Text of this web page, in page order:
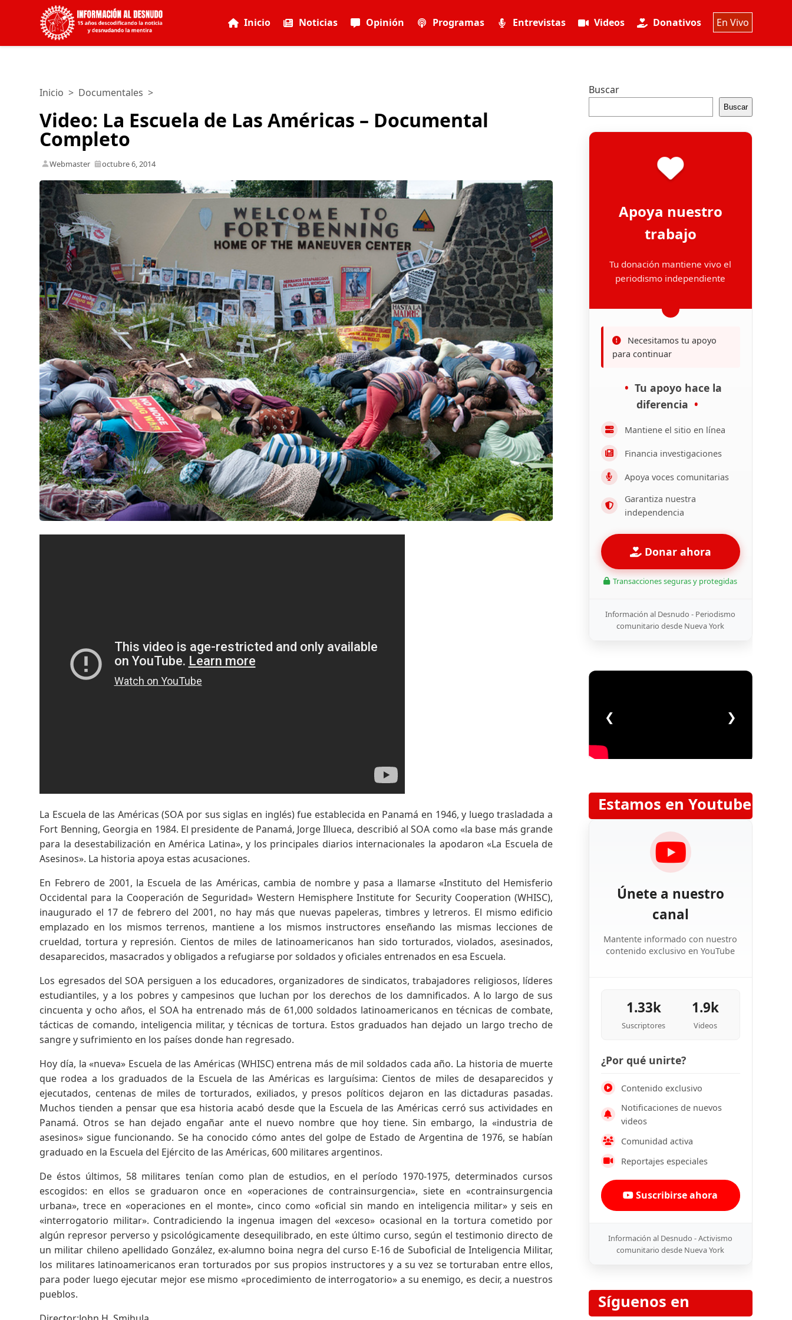
Inicio Noticias Opinión Programas Entrevistas Videos Donativos En Vivo
Inicio > Documentales >
Video: La Escuela de Las Américas – Documental
Completo
Webmaster octubre 6, 2014
La Escuela de las Américas (SOA por sus siglas en inglés) fue establecida en Panamá en 1946, y luego trasladada a
Fort Benning, Georgia en 1984. El presidente de Panamá, Jorge Illueca, describió al SOA como «la base más grande
para la desestabilización en América Latina», y los principales diarios internacionales la apodaron «La Escuela de
Asesinos». La historia apoya estas acusaciones.
En Febrero de 2001, la Escuela de las Américas, cambia de nombre y pasa a llamarse «Instituto del Hemisferio
Occidental para la Cooperación de Seguridad» Western Hemisphere Institute for Security Cooperation (WHISC),
inaugurado el 17 de febrero del 2001, no hay más que nuevas papeleras, timbres y letreros. El mismo edificio
emplazado en los mismos terrenos, mantiene a los mismos instructores enseñando las mismas lecciones de
crueldad, tortura y represión. Cientos de miles de latinoamericanos han sido torturados, violados, asesinados,
desaparecidos, masacrados y obligados a refugiarse por soldados y oficiales entrenados en esa Escuela.
Los egresados del SOA persiguen a los educadores, organizadores de sindicatos, trabajadores religiosos, líderes
estudiantiles, y a los pobres y campesinos que luchan por los derechos de los damnificados. A lo largo de sus
cincuenta y ocho años, el SOA ha entrenado más de 61,000 soldados latinoamericanos en técnicas de combate,
tácticas de comando, inteligencia militar, y técnicas de tortura. Estos graduados han dejado un largo trecho de
sangre y sufrimiento en los países donde han regresado.
Hoy día, la «nueva» Escuela de las Américas (WHISC) entrena más de mil soldados cada año. La historia de muerte
que rodea a los graduados de la Escuela de las Américas es larguísima: Cientos de miles de desaparecidos y
ejecutados, centenas de miles de torturados, exiliados, y presos políticos dejaron en las dictaduras pasadas.
Muchos tienden a pensar que esa historia acabó desde que la Escuela de las Américas cerró sus actividades en
Panamá. Otros se han dejado engañar ante el nuevo nombre que hoy tiene. Sin embargo, la «industria de
asesinos» sigue funcionando. Se ha conocido cómo antes del golpe de Estado de Argentina de 1976, se habían
graduado en la Escuela del Ejército de las Américas, 600 militares argentinos.
De éstos últimos, 58 militares tenían como plan de estudios, en el período 1970-1975, determinados cursos
escogidos: en ellos se graduaron once en «operaciones de contrainsurgencia», siete en «contrainsurgencia
urbana», trece en «operaciones en el monte», cinco como «oficial sin mando en inteligencia militar» y seis en
«interrogatorio militar». Contradiciendo la ingenua imagen del «exceso» ocasional en la tortura cometido por
algún represor perverso y psicológicamente desequilibrado, en este último curso, según el testimonio directo de
un militar chileno apellidado González, ex-alumno boina negra del curso E-16 de Suboficial de Inteligencia Militar,
los militares latinoamericanos eran torturados por sus propios instructores y a su vez se torturaban entre ellos,
para poder luego ejecutar mejor ese mismo «procedimiento de interrogatorio» a su enemigo, es decir, a nuestros
pueblos.
Buscar
Buscar
Apoya nuestro
trabajo
Tu donación mantiene vivo el
periodismo independiente
Necesitamos tu apoyo
para continuar
Tu apoyo hace la
diferencia
Mantiene el sitio en línea
Financia investigaciones
Apoya voces comunitarias
Garantiza nuestra
independencia
Donar ahora
Transacciones seguras y protegidas
Información al Desnudo - Periodismo
comunitario desde Nueva York
❮ ❯
Estamos en Youtube
Únete a nuestro
canal
Mantente informado con nuestro
contenido exclusivo en YouTube
1.33k
Suscriptores
1.9k
Videos
¿Por qué unirte?
Contenido exclusivo
Notificaciones de nuevos
videos
Comunidad activa
Reportajes especiales
Suscribirse ahora
Información al Desnudo - Activismo
comunitario desde Nueva York
Síguenos en